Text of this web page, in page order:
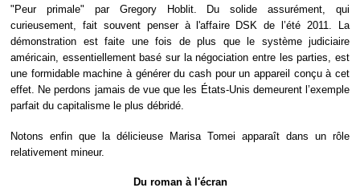
"Peur primale" par Gregory Hoblit. Du solide assurément, qui
curieusement, fait souvent penser à l'affaire DSK de l’été 2011. La
démonstration est faite une fois de plus que le système judiciaire
américain, essentiellement basé sur la négociation entre les parties, est
une formidable machine à générer du cash pour un appareil conçu à cet
effet. Ne perdons jamais de vue que les États-Unis demeurent l’exemple
parfait du capitalisme le plus débridé.
Notons enfin que la délicieuse Marisa Tomei apparaît dans un rôle
relativement mineur.
Du roman à l'écran